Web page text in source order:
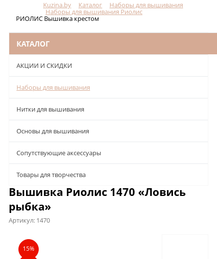
Kuzina.by Каталог Наборы для вышивания
Наборы для вышивания Риолис
РИОЛИС Вышивка крестом
КАТАЛОГ
АКЦИИ И СКИДКИ
Наборы для вышивания
Нитки для вышивания
Основы для вышивания
Сопутствующие аксессуары
Товары для творчества
Вышивка Риолис 1470 «Ловись
рыбка»
Артикул: 1470
Описание
15%